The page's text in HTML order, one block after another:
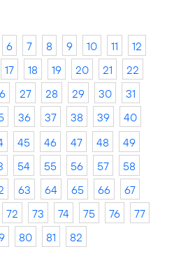
6 7 8 9 10 11
12
17 18 19 20 21
22
27 28 29 30
31
36 37 38 39
40
45 46 47 48
49
54 55 56 57
58
63 64 65 66
67
72 73 74 75 76
77
80 81 82